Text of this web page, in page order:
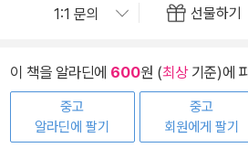
선물하기
이 책을 알라딘에 600원 (최상기준)에
중고
알라딘에 팔기
중고
회원에게 팔기